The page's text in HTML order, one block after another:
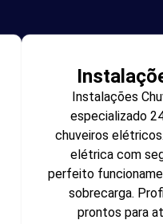
Instalações
especializado
chuveiros
elétrica com
perfeito
sobrecarga.
prontos para